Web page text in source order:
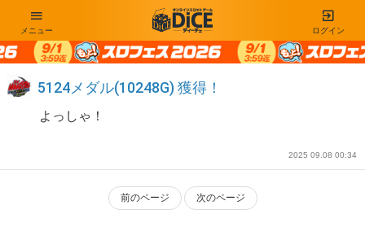
ログイン
メニュー
5124メダル(10248G) 獲得！
よっしゃ！
2025 09.08 00:34
前のページ 次のページ